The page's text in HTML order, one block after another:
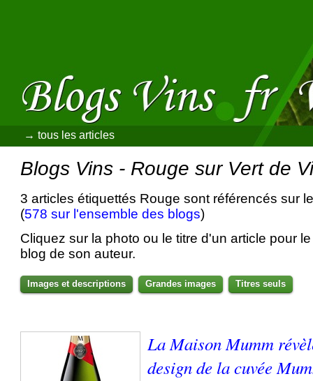
→ tous les articles
Blogs Vins - Rouge sur Vert de
3 articles étiquettés Rouge sont référencés sur
(578 sur l'ensemble des blogs)
Cliquez sur la photo ou le titre d'un article pour
blog de son auteur.
Images et descriptions Grandes images Titres seuls
La Maison Mumm
design de la cuvée